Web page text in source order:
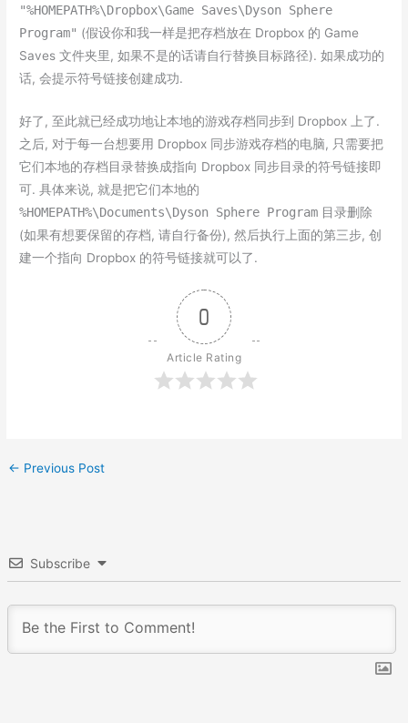
"%HOMEPATH%\Dropbox\Game Saves\Dyson Sphere
Program" (假设你和我一样是把存档放在 Dropbox 的 Game
Saves 文件夹里, 如果不是的话请自行替换目标路径). 如果成功的
话, 会提示符号链接创建成功.
好了, 至此就已经成功地让本地的游戏存档同步到 Dropbox 上了.
之后, 对于每一台想要用 Dropbox 同步游戏存档的电脑, 只需要把
它们本地的存档目录替换成指向 Dropbox 同步目录的符号链接即
可. 具体来说, 就是把它们本地的
%HOMEPATH%\Documents\Dyson Sphere Program 目录删除
(如果有想要保留的存档, 请自行备份), 然后执行上面的第三步, 创
建一个指向 Dropbox 的符号链接就可以了.
0
Article Rating
← Previous Post
Subscribe